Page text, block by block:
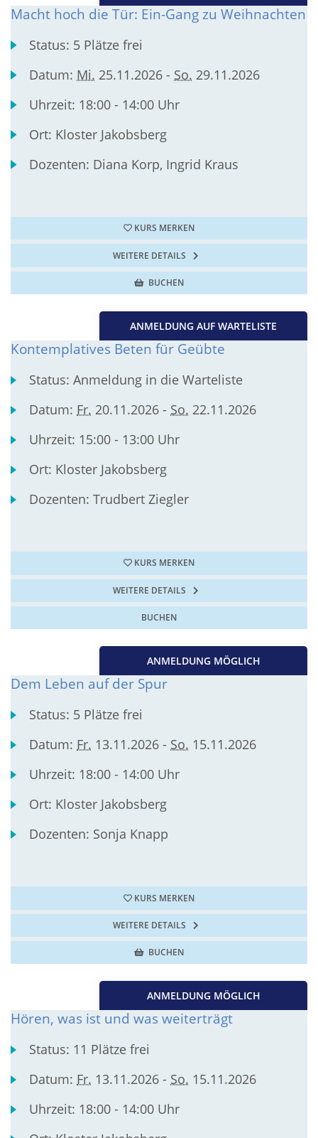
Macht hoch die Tür: Ein-Gang zu Weihnachten
Status: 5 Plätze frei
Datum: Mi. 25.11.2026 - So. 29.11.2026
Uhrzeit: 18:00 - 14:00 Uhr
Ort: Kloster Jakobsberg
Dozenten: Diana Korp, Ingrid Kraus
KURS MERKEN
WEITERE DETAILS
BUCHEN
ANMELDUNG AUF WARTELISTE
Kontemplatives Beten für Geübte
Status:Anmeldung in die Warteliste
Datum: Fr. 20.11.2026 - So. 22.11.2026
Uhrzeit: 15:00 - 13:00 Uhr
Ort: Kloster Jakobsberg
Dozenten:Trudbert Ziegler
KURS MERKEN
WEITERE DETAILS
BUCHEN
ANMELDUNG MÖGLICH
Dem Leben auf der Spur
Status: 5 Plätze frei
Datum: Fr. 13.11.2026 - So. 15.11.2026
Uhrzeit: 18:00 - 14:00 Uhr
Ort: Kloster Jakobsberg
Dozenten: Sonja Knapp
KURS MERKEN
WEITERE DETAILS
BUCHEN
ANMELDUNG MÖGLICH
Hören, was ist und was weiterträgt
Status: 11 Plätze frei
Datum: Fr. 13.11.2026 - So. 15.11.2026
Uhrzeit: 18:00 - 14:00 Uhr